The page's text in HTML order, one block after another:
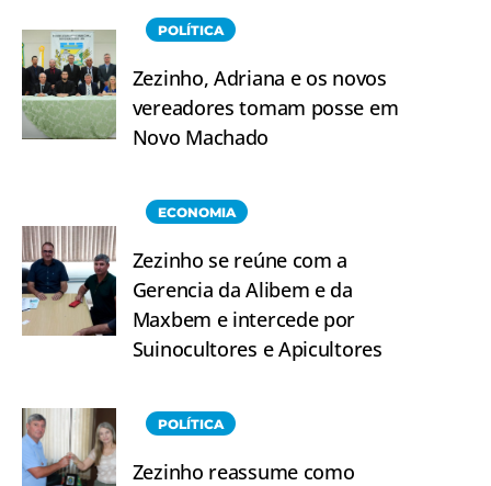
POLÍTICA
Zezinho, Adriana e os novos
vereadores tomam posse em
Novo Machado
ECONOMIA
Zezinho se reúne com a
Gerencia da Alibem e da
Maxbem e intercede por
Suinocultores e Apicultores
POLÍTICA
Zezinho reassume como